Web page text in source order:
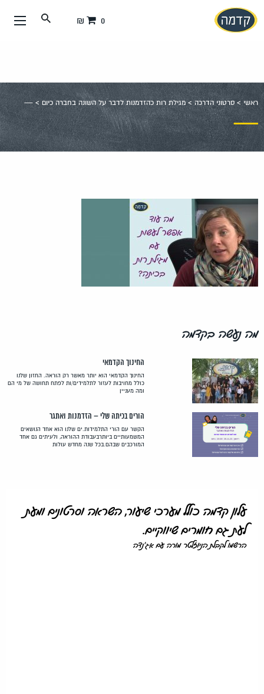
עבור
אל
0 ₪
ראשי >סרטוני הדרכה>מגילת רות כהזדמנות לדבר על השונה בחברה כיום >
—
—
מה נעשה בקדמה
החינוך הקדמאי
החינוך הקדמאי הוא יותר מאשר רק הוראה. החזון שלנו
כולל מחויבות לעזור לתלמידים/ות לפתח תחושה של מי הם
ומה מעניין
הורים בכיתה שלי – הזדמנות ואתגר
הקשר עם הורי התלמידות.ים שלנו הוא אחד הנושאים
המשמעותיים ביותרבעבודת ההוראה, ולעיתים גם אחד
המורכבים שבהם.בכל שנה מחדש עולות
עלון קדמה כולל מערכי שיעור, השראה וסרטונים ומעת
לעת גם חומרים שיווקיים.
הרשמו לקבלת הניוזלטר מורה עם אג'נדה